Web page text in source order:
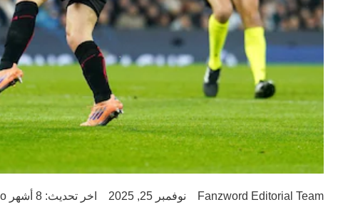
Fanzword Editorial Team نوفمبر 25, 2025 اخر تحديث: 8 أشهر ago